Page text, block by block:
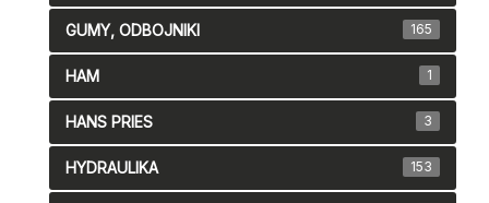
GUMY, ODBOJNIKI 165
HAM 1
HANS PRIES 3
HYDRAULIKA 153